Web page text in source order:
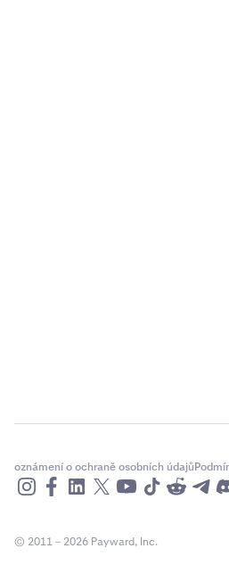
oznámení o ochraně osobních údajů
© 2011 – 2026 Payward, Inc.